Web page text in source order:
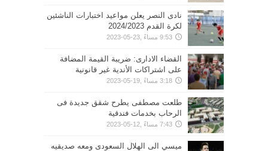
نادى النصر يعلن مواعيد اختبارات الناشئين
لكرة القدم 2024/2023
9:53 مساءً ,23-05-2023
القضاء الادارى: ضريبة القيمة المضافة
على اشتراكات الأندية غير قانونية
3:18 مساءً ,19-05-2023
طلعت مصطفى يطرح شقق جديدة فى
الرحاب بخدمات فندقية
7:43 مساءً ,12-05-2023
ميسي الى الهلال السعودى ومعه صديقيه